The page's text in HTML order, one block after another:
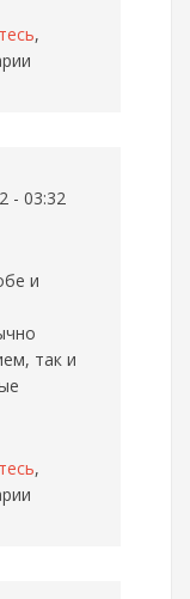
,
- 03:32
и
так и
,